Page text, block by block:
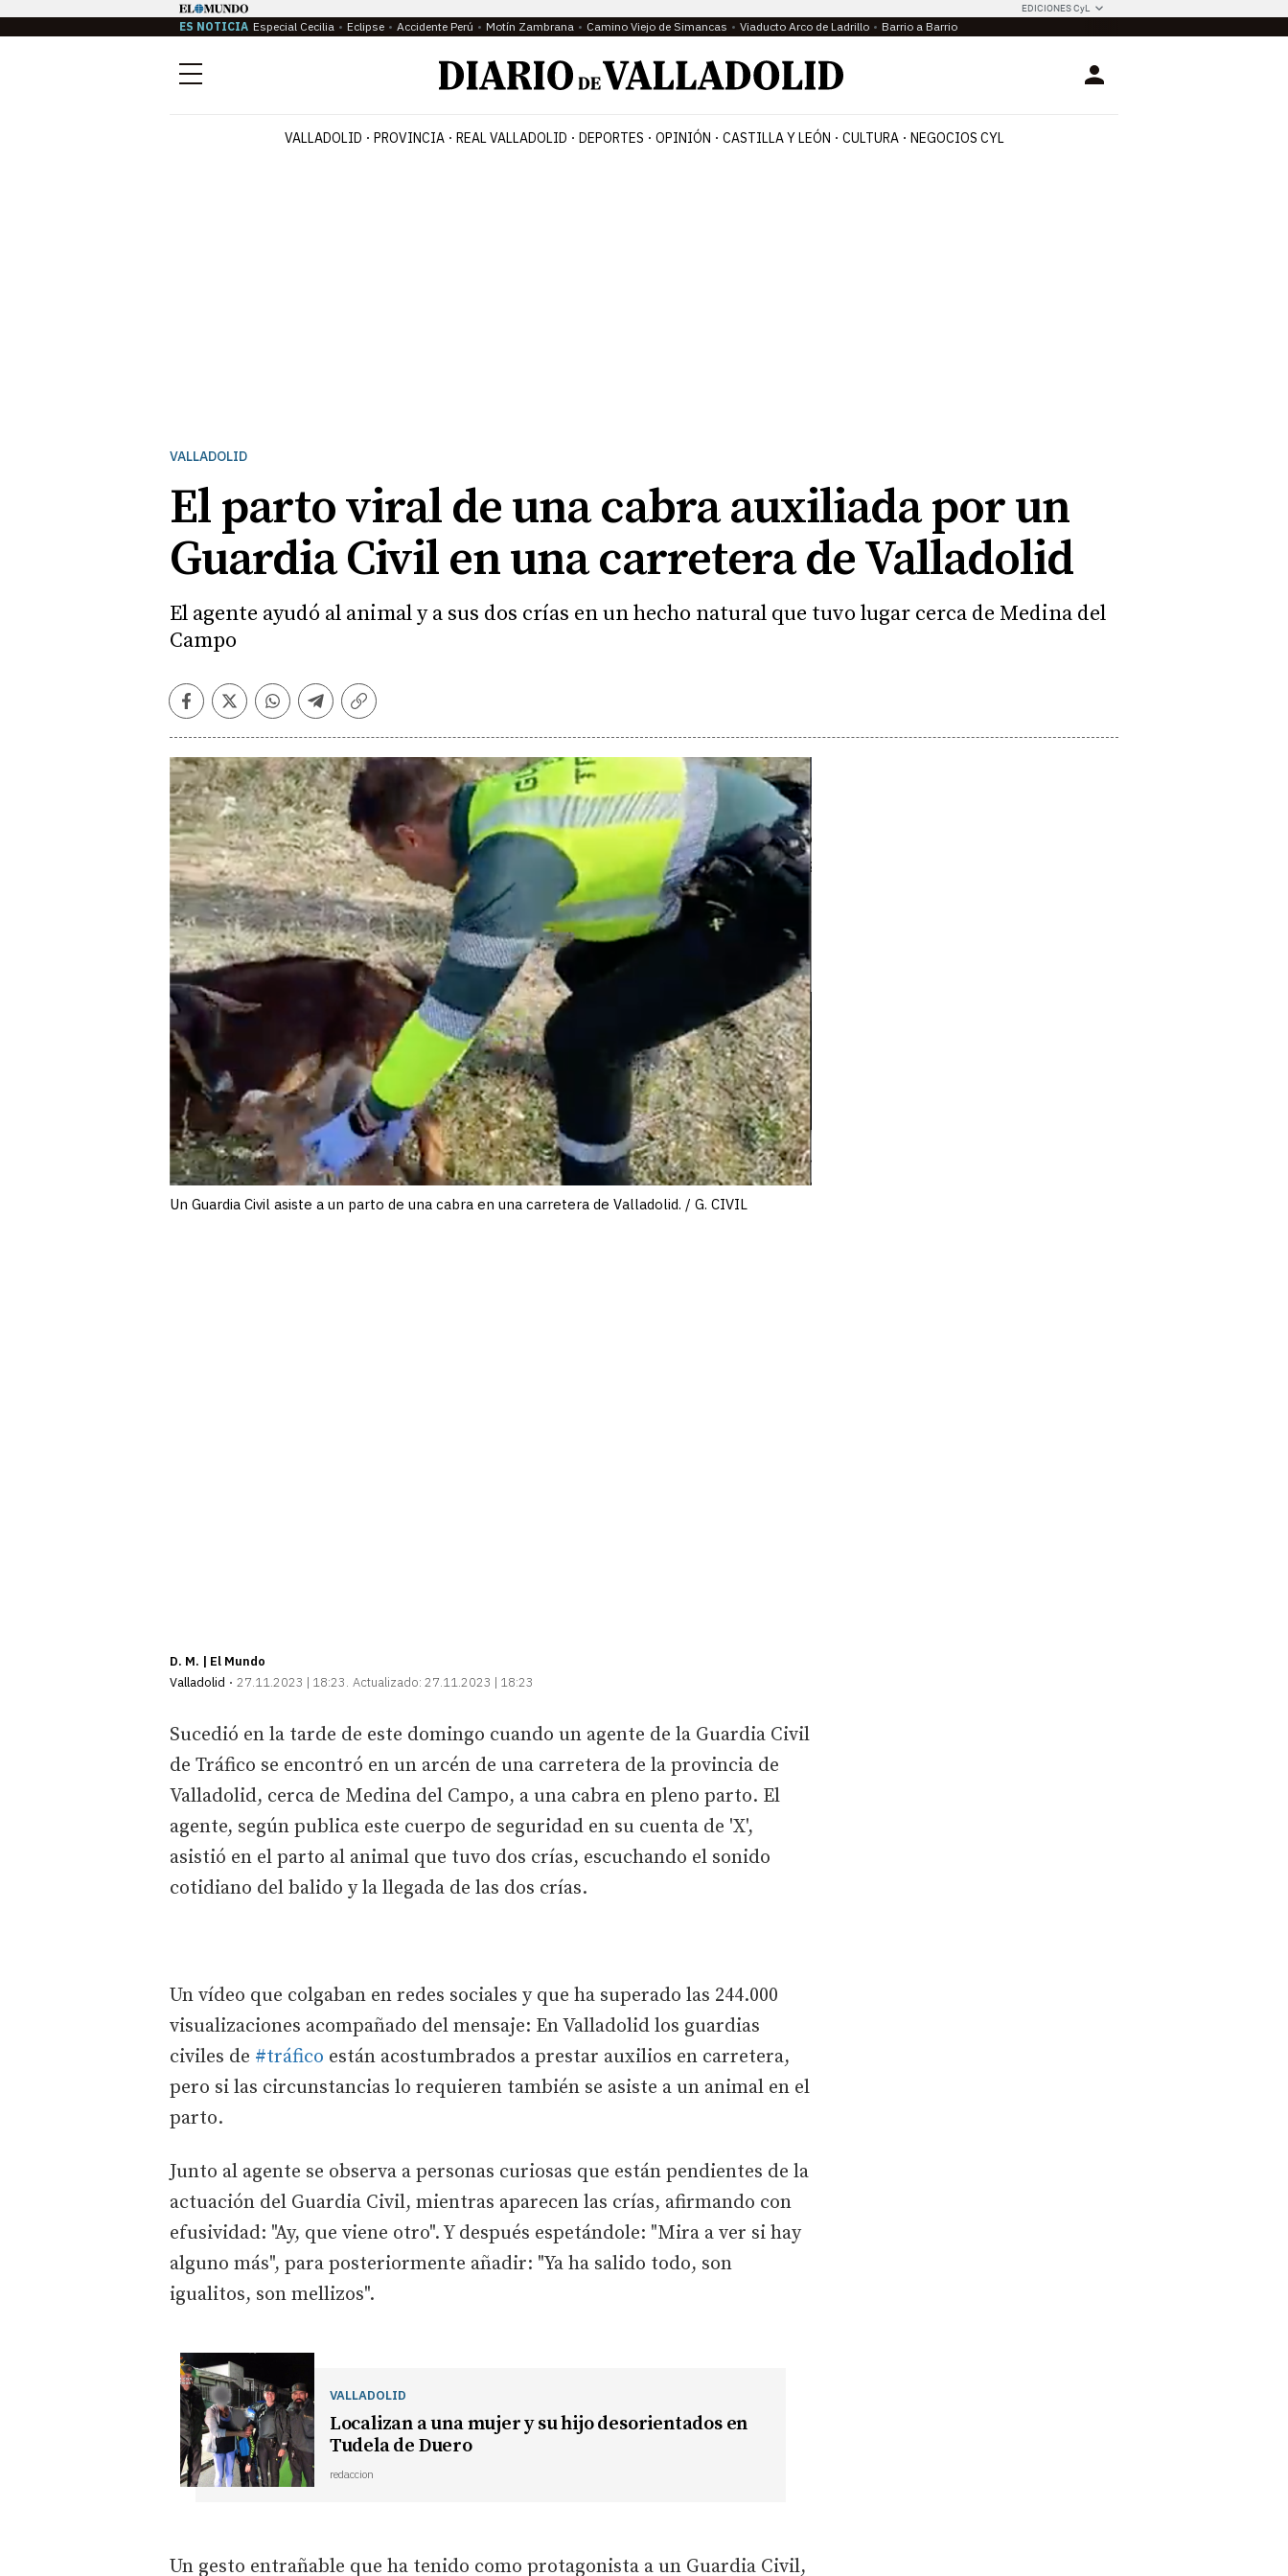
EDICIONES CyL
ES NOTICIA Especial Cecilia Eclipse Accidente Perú Motín Zambrana Camino Viejo de Simancas Viaducto Arco de Ladrillo Barrio a Barrio
Menú Login
VALLADOLID PROVINCIA REAL VALLADOLID DEPORTES OPINIÓN CASTILLA Y LEÓN CULTURA NEGOCIOS CYL
VALLADOLID
El parto viral de una cabra auxiliada por un
Guardia Civil en una carretera de Valladolid
El agente ayudó al animal y a sus dos crías en un hecho natural que tuvo lugar cerca de Medina del
Campo
Facebook
TwitterWhatsapp
Telegram
Copiar
Un Guardia Civil asiste a un parto de una cabra en una carretera de Valladolid. / G. CIVIL
D. M. | El Mundo
Valladolid
27.11.2023 | 18:23 Actualizado: 27.11.2023 | 18:23
Sucedió en la tarde de este domingo cuando un agente de la Guardia Civil
de Tráfico se encontró en un arcén de una carretera de la provincia de
Valladolid, cerca de Medina del Campo, a una cabra en pleno parto. El
agente, según publica este cuerpo de seguridad en su cuenta de 'X',
asistió en el parto al animal que tuvo dos crías, escuchando el sonido
cotidiano del balido y la llegada de las dos crías.
Un vídeo que colgaban en redes sociales y que ha superado las 244.000
visualizaciones acompañado del mensaje: En Valladolid los guardias
civiles de #tráfico están acostumbrados a prestar auxilios en carretera,
pero si las circunstancias lo requieren también se asiste a un animal en el
parto.
Junto al agente se observa a personas curiosas que están pendientes de la
actuación del Guardia Civil, mientras aparecen las crías, afirmando con
efusividad: "Ay, que viene otro". Y después espetándole: "Mira a ver si hay
alguno más", para posteriormente añadir: "Ya ha salido todo, son
igualitos, son mellizos".
VALLADOLID
Localizan a una mujer y su hijo desorientados en
Tudela de Duero
redaccion
Un gesto entrañable que ha tenido como protagonista a un Guardia Civil,